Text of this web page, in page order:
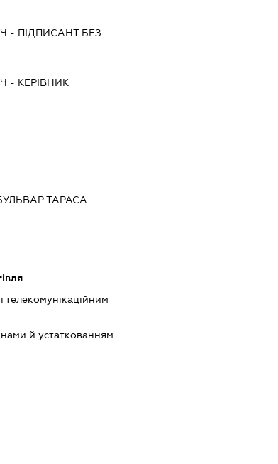
- ПІДПИСАНТБЕЗ
- КЕРІВНИК
ТАРАСА
телекомунікаційним
й устаткованням